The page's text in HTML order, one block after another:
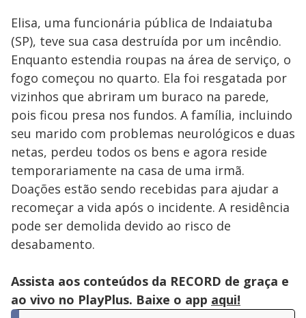
Elisa, uma funcionária pública de Indaiatuba
(SP), teve sua casa destruída por um incêndio.
Enquanto estendia roupas na área de serviço, o
fogo começou no quarto. Ela foi resgatada por
vizinhos que abriram um buraco na parede,
pois ficou presa nos fundos. A família, incluindo
seu marido com problemas neurológicos e duas
netas, perdeu todos os bens e agora reside
temporariamente na casa de uma irmã.
Doações estão sendo recebidas para ajudar a
recomeçar a vida após o incidente. A residência
pode ser demolida devido ao risco de
desabamento.
Assista aos conteúdos da RECORD de graça e
ao vivo no PlayPlus. Baixe o app aqui!